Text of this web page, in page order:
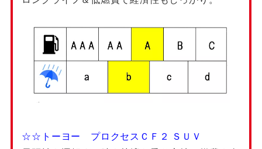
☆☆トーヨー プロクセスＣＦ２ ＳＵＶ